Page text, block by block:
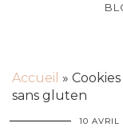
Accueil »
sans gluten
10 AVRIL